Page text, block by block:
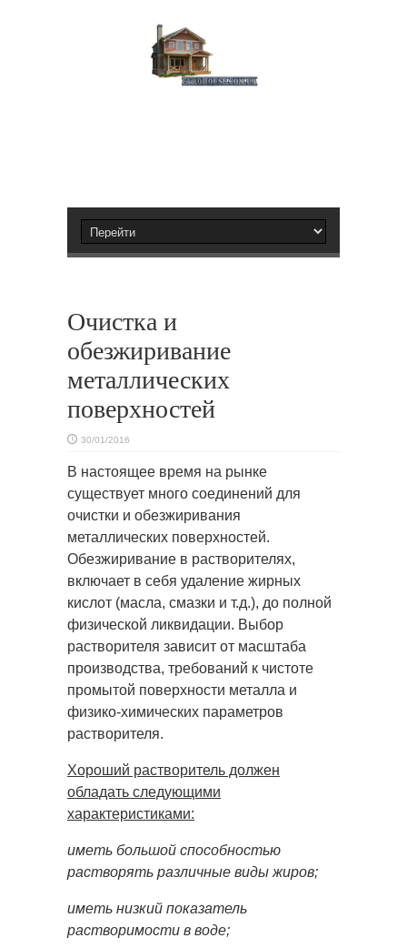
Очистка и
обезжиривание
металлических
поверхностей
30/01/2016
В настоящее время на рынке
существует много соединений для
очистки и обезжиривания
металлических поверхностей.
Обезжиривание в растворителях,
включает в себя удаление жирных
кислот (масла, смазки и т.д.), до полной
физической ликвидации. Выбор
растворителя зависит от масштаба
производства, требований к чистоте
промытой поверхности металла и
физико-химических параметров
растворителя.
Хороший растворитель должен
обладать следующими
характеристиками:
иметь большой способностью
растворять различные виды жиров;
иметь низкий показатель
растворимости в воде;